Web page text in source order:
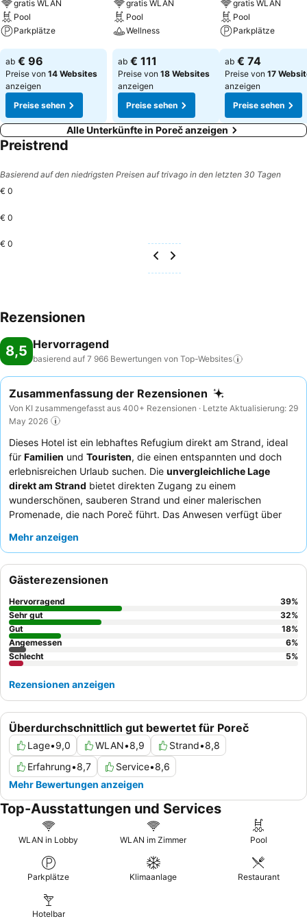
gratis WLAN
Pool
Parkplätze
Preise sehen
ab € 96
Preise von 14 Websites
anzeigen
Preise sehen
gratis WLAN
Pool
Wellness
Preise sehen
ab € 111
Preise von 18 Websites
anzeigen
Preise sehen
gratis WLAN
Pool
Parkplätze
Preise sehen
ab € 74
Preise von 17
anzeigen
Preise sehen
Alle Unterkünfte in Poreč anzeigen
Preistrend
Basierend auf den niedrigsten Preisen auf trivago in den letzten 30 Tagen
€ 0
€ 0
€ 0
Rezensionen
8,5 Hervorragend
basierend auf 7 966 Bewertungen von Top-Websites
Zusammenfassung der Rezensionen
Von KI zusammengefasst aus 400+ Rezensionen · Letzte Aktualisierung: 29
May 2026
Dieses Hotel ist ein lebhaftes Refugium direkt am Strand, ideal
für Familien und Touristen, die einen entspannten und doch
erlebnisreichen Urlaub suchen. Die unvergleichliche Lage
direkt am Strand bietet direkten Zugang zu einem
wunderschönen, sauberen Strand und einer malerischen
Promenade, die nach Poreč führt. Das Anwesen verfügt über
Park zwischen Pool und Meer, der viel Platz zum Sonnenbaden
außergewöhnliche Freundlichkeit und das vielfältige,
reichhaltigeFrühstücksbuffet
Sterne-Haus oft übertrifft. Für ein ruhigeres Erlebnis bevorzugen
Gäste möglicherweise Zimmer mit
Mehr anzeigen
Überdurchschnittlich gut bewertet für Poreč
Lage•9,0 WLAN•8,9 Strand•8,8
Erfahrung•8,7 Service•8,6
Mehr Bewertungen anzeigen
Gästerezensionen
Hervorragend 39%
Sehr gut
32%
Gut
18%
Angemessen
6%
Schlecht
5%
Rezensionen anzeigen
Top-Ausstattungen und Services
WLAN in Lobby WLAN im Zimmer Pool
Parkplätze Klimaanlage Restaurant
Hotelbar